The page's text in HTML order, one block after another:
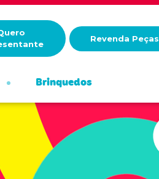
Revenda Peças
Brinquedos